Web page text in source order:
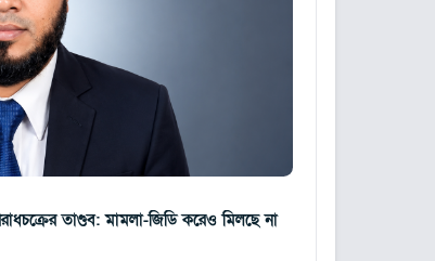
তাণ্ডব: মামলা-জিডি করেও মিলছে না